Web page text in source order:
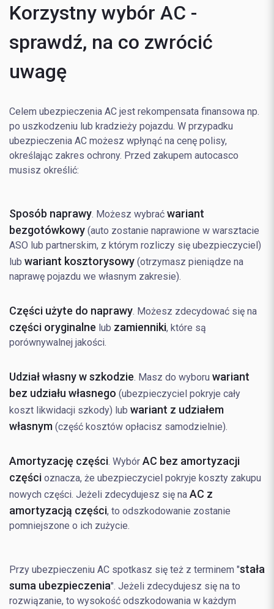
Korzystny wybór AC -
sprawdź, na co zwrócić
uwagę
Celem ubezpieczenia AC jest rekompensata finansowa np.
po uszkodzeniu lub kradzieży pojazdu. W przypadku
ubezpieczenia AC możesz wpłynąć na cenę polisy,
określając zakres ochrony. Przed zakupem autocasco
musisz określić:
Sposób naprawy. Możesz wybrać wariant
bezgotówkowy (auto zostanie naprawione w warsztacie
ASO lub partnerskim, z którym rozliczy się ubezpieczyciel)
lub wariant kosztorysowy (otrzymasz pieniądze na
naprawę pojazdu we własnym zakresie).
Części użyte do naprawy. Możesz zdecydować się na
części oryginalne lub zamienniki, które są
porównywalnej jakości.
Udział własny w szkodzie. Masz do wyboru wariant
bez udziału własnego (ubezpieczyciel pokryje cały
koszt likwidacji szkody) lub wariant z udziałem
własnym (część kosztów opłacisz samodzielnie).
Amortyzację części. Wybór AC bez amortyzacji
części oznacza, że ubezpieczyciel pokryje koszty zakupu
nowych części. Jeżeli zdecydujesz się na AC z
amortyzacją części, to odszkodowanie zostanie
pomniejszone o ich zużycie.
Przy ubezpieczeniu AC spotkasz się też z terminem "stała
suma ubezpieczenia". Jeżeli zdecydujesz się na to
rozwiązanie, to wysokość odszkodowania w każdym